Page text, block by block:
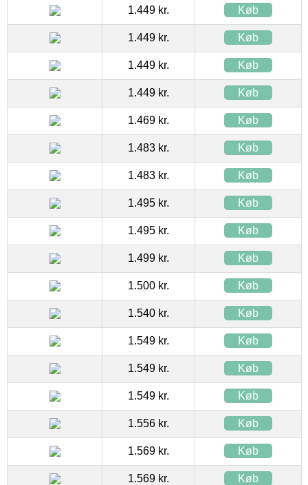
1.449 kr. Køb
1.449 kr. Køb
1.449 kr. Køb
1.449 kr. Køb
1.469 kr. Køb
1.483 kr. Køb
1.483 kr. Køb
1.495 kr. Køb
1.495 kr. Køb
1.499 kr. Køb
1.500 kr. Køb
1.540 kr. Køb
1.549 kr. Køb
1.549 kr. Køb
1.549 kr. Køb
1.556 kr. Køb
1.569 kr. Køb
1.569 kr. Køb